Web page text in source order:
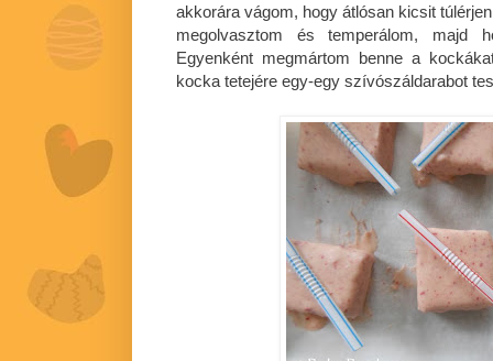
akkorára vágom, hogy átlósan kicsit
megolvasztom és temperálom, majd
Egyenként megmártom benne a
kocka tetejére egy-egy szívószáldarabot